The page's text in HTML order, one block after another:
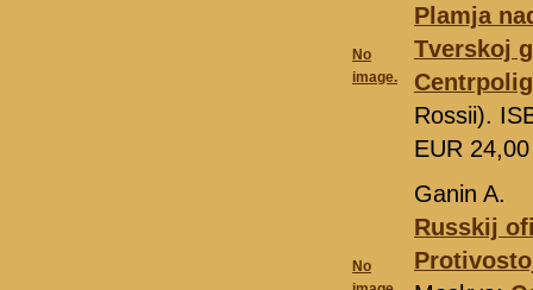
No
image.
Plamja
Tverskoj
Rossii).
EUR
No
Ganin A.
Russkij